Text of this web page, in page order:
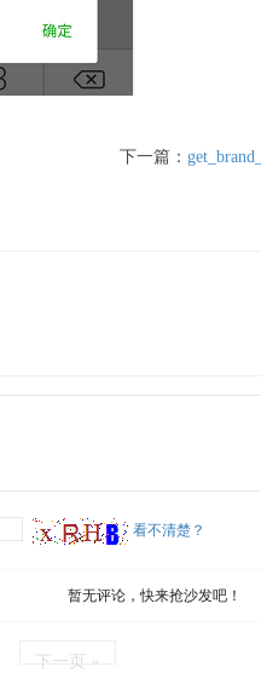
下一篇：
看不清楚？
暂无评论，快来抢沙发吧！
下一页 »